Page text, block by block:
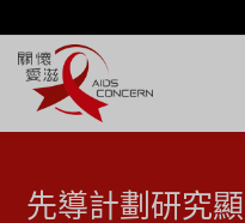
先導計劃研究